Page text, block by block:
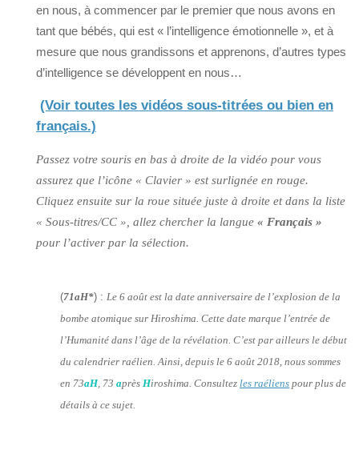
en nous, à commencer par le premier que nous avons en
tant que bébés, qui est « l’intelligence émotionnelle », et à
mesure que nous grandissons et apprenons, d’autres types
d’intelligence se développent en nous…
(Voir toutes les vidéos sous-titrées ou bien en
français.)
Passez votre souris en bas à droite de la vidéo pour vous
assurez que l’icône « Clavier » est surlignée en rouge.
Cliquez ensuite sur la roue située juste à droite et dans la liste
« Sous-titres/CC », allez chercher la langue « Français »
pour l’activer par la sélection.
(71aH*) : Le 6 août est la date anniversaire de l’explosion de la
bombe atomique sur Hiroshima. Cette date marque l’entrée de
l’Humanité dans l’âge de la révélation. C’est par ailleurs le début
du calendrier raélien. Ainsi, depuis le 6 août 2018, nous sommes
en 73aH, 73 après Hiroshima. Consultez les raéliens pour plus de
détails à ce sujet.